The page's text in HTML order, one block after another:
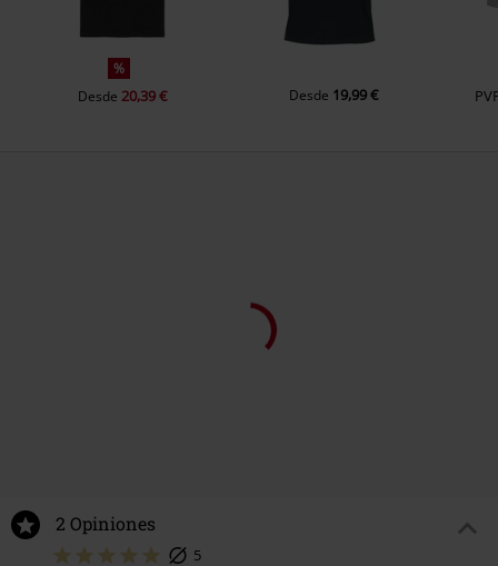
%
Desde 20,39 € Desde 19,99 €
2 Opiniones
5